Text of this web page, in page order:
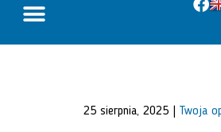
25 sierpnia, 2025 Twoja